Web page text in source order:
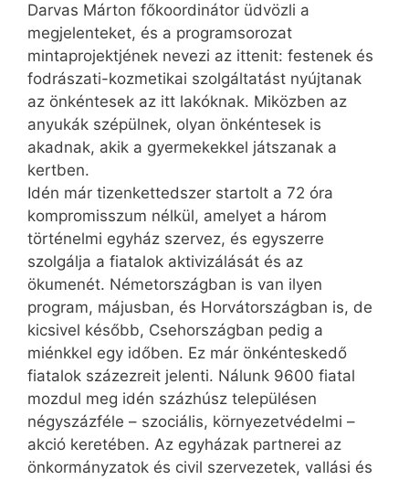
Darvas Márton főkoordinátor üdvözli a
megjelenteket, és a programsorozat
mintaprojektjének nevezi az ittenit: festenek és
fodrászati-kozmetikai szolgáltatást nyújtanak
az önkéntesek az itt lakóknak. Miközben az
anyukák szépülnek, olyan önkéntesek is
akadnak, akik a gyermekekkel játszanak a
kertben.
Idén már tizenkettedszer startolt a 72 óra
kompromisszum nélkül, amelyet a három
történelmi egyház szervez, és egyszerre
szolgálja a fiatalok aktivizálását és az
ökumenét. Németországban is van ilyen
program, májusban, és Horvátországban is, de
kicsivel később, Csehországban pedig a
miénkkel egy időben. Ez már önkénteskedő
fiatalok százezreit jelenti. Nálunk 9600 fiatal
mozdul meg idén százhúsz településen
négyszázféle – szociális, környezetvédelmi –
akció keretében. Az egyházak partnerei az
önkormányzatok és civil szervezetek, vallási és